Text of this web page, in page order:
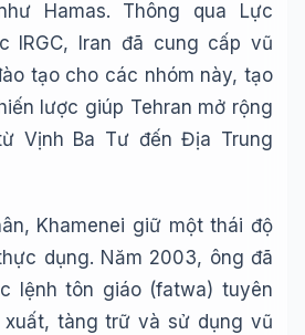
Hamas. Thông qua Lực
IRGC, Iran đã cung cấp vũ
tạo cho các nhóm này, tạo
lược giúp Tehran mở rộng
Vịnh Ba Tư đến Địa Trung
Khamenei giữ một thái độ
dụng. Năm 2003, ông đã
lệnh tôn giáo (fatwa) tuyên
tàng trữ và sử dụng vũ